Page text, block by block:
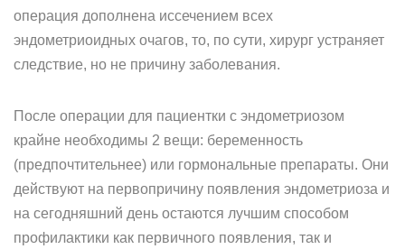
операция дополнена иссечением всех
эндометриоидных очагов, то, по сути, хирург устраняет
следствие, но не причину заболевания.
После операции для пациентки с эндометриозом
крайне необходимы 2 вещи: беременность
(предпочтительнее) или гормональные препараты. Они
действуют на первопричину появления эндометриоза и
на сегодняшний день остаются лучшим способом
профилактики как первичного появления, так и